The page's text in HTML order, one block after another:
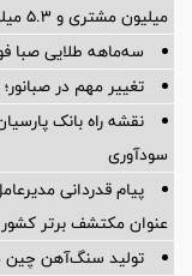
میلیون مشتری و ۵.۳ میلیون تسهیلات
سه‌ماهه طلایی صبا
تغییر مهم در
سودآوری
پیام قدردانی
عنوان مکتشف برتر
تولید سنگ‌آهن چین در نیمه